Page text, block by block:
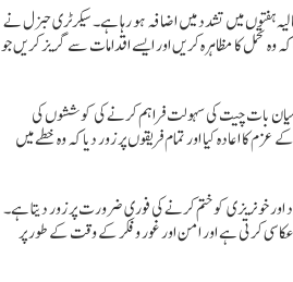
ہفتوں میں تشدد میں اضافہ ہو رہا ہے۔ سیکرٹری جنرل نے
وہ تحمل کا مظاہرہ کریں اور ایسے اقدامات سے گریز کریں جو
بات چیت کی سہولت فراہم کرنے کی کوششوں کی
اعادہ کیا اور تمام فریقوں پر زور دیا کہ وہ خطے میں
خونریزی کو ختم کرنے کی فوری ضرورت پر زور دیتا ہے۔
عکاسی کرتی ہے اور امن اور غور و فکر کے وقت کے طور پر